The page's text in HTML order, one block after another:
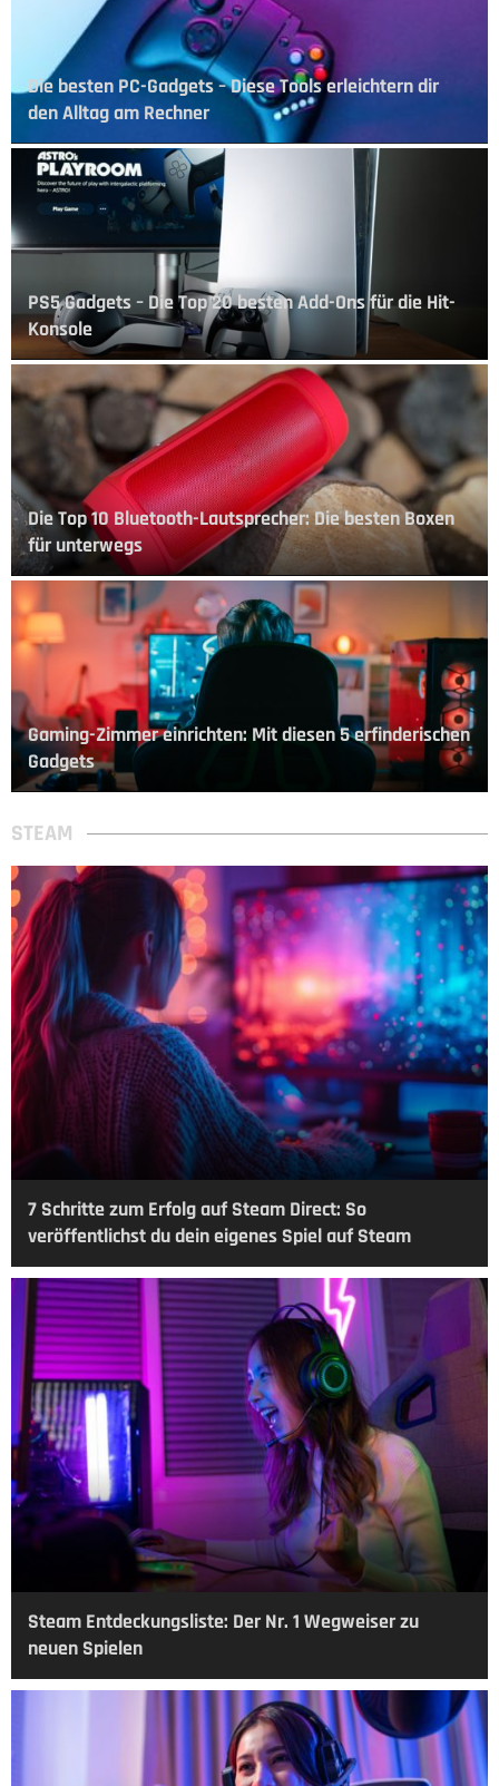
Die besten PC-Gadgets – Diese Tools erleichtern dir
den Alltag am Rechner
PS5 Gadgets – Die Top 20 besten Add-Ons für die Hit-
Konsole
Die Top 10 Bluetooth-Lautsprecher: Die besten Boxen
für unterwegs
Gaming-Zimmer einrichten: Mit diesen 5 erfinderischen
Gadgets
STEAM
7 Schritte zum Erfolg auf Steam Direct: So
veröffentlichst du dein eigenes Spiel auf Steam
Steam Entdeckungsliste: Der Nr. 1 Wegweiser zu
neuen Spielen